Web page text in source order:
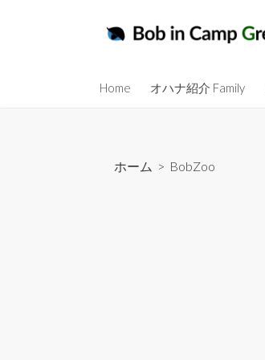
へ
Home オハナ紹介 Family
ホーム > BobZoo